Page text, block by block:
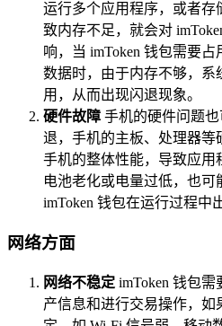
运行多个应用程序，或者
致内存不足，就会对
响，当 imToken 钱包需要
数据时，由于内存不够，系
用，从而出现闪退现象。
硬件故障 手机的硬件问题也
退，手机的主板、处理器等
手机的整体性能，导致应用
电池老化或电量过低，也
imToken 钱包在运行过程中
网络方面
网络不稳定 imToken 钱包
产信息和进行交易操作，